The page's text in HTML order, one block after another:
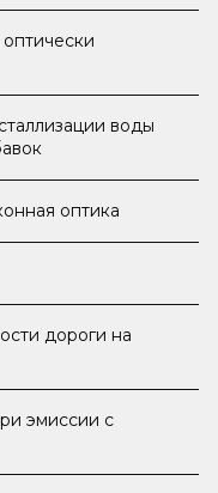
воды
оптика
дороги на
эмиссии с